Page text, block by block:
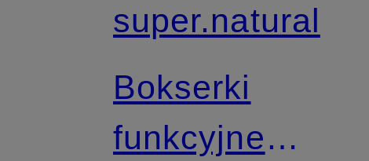
super.natural
Bokserki
funkcyjne